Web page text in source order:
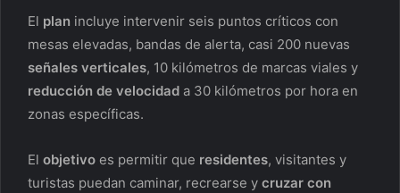
El plan incluye intervenir seis puntos críticos con
mesas elevadas, bandas de alerta, casi 200 nuevas
señales verticales, 10 kilómetros de marcas viales y
reducción de velocidad a 30 kilómetros por hora en
zonas específicas.
El objetivo es permitir que residentes, visitantes y
turistas puedan caminar, recrearse y cruzar con